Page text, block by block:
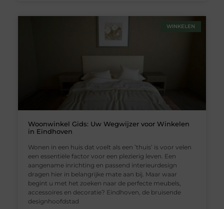
WINKELEN
Woonwinkel Gids: Uw Wegwijzer voor Winkelen
in Eindhoven
Wonen in een huis dat voelt als een ’thuis’ is voor velen
een essentiële factor voor een plezierig leven. Een
aangename inrichting en passend interieurdesign
dragen hier in belangrijke mate aan bij. Maar waar
begint u met het zoeken naar de perfecte meubels,
accessoires en decoratie? Eindhoven, de bruisende
designhoofdstad